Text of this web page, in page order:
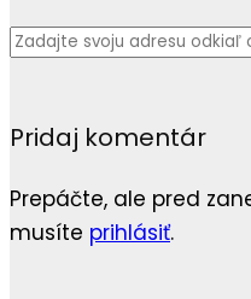
Pridaj komentár
Prepáčte, ale pred
musíte prihlásiť.